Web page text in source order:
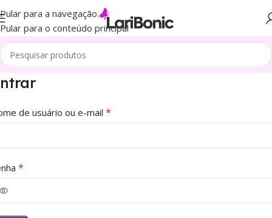
Pular para a navegação
Pular para o conteúdo principal
de usuário ou e-mail *
*